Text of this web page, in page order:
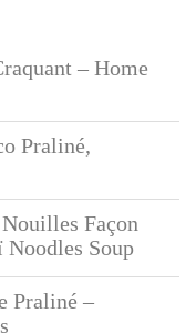
– Home
Praliné,
Façon
Noodles Soup
Praliné –